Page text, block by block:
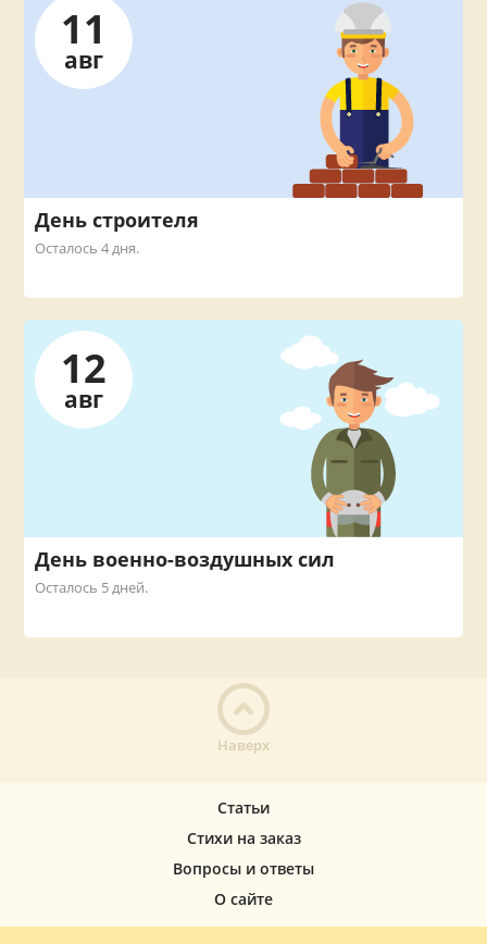
11
авг
День строителя
Осталось 4 дня.
12
авг
День военно-воздушных сил
Осталось 5 дней.
Наверх
Статьи
Стихи на заказ
Вопросы и ответы
О сайте